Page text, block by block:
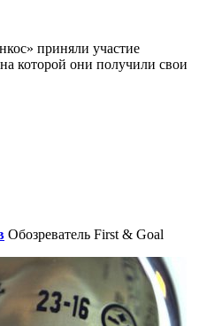
приняли участие
которой они получили свои
Обозреватель First & Goal